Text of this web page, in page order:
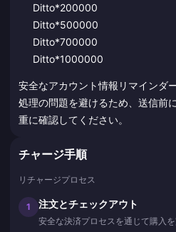
Ditto*200000
Ditto*500000
Ditto*700000
Ditto*1000000
安全なアカウント情報リマインダ
処理の問題を避けるため、送信前
重に確認してください。
チャージ手順
リチャージプロセス
1 注文とチェックアウト
安全な決済プロセスを通じて購入を